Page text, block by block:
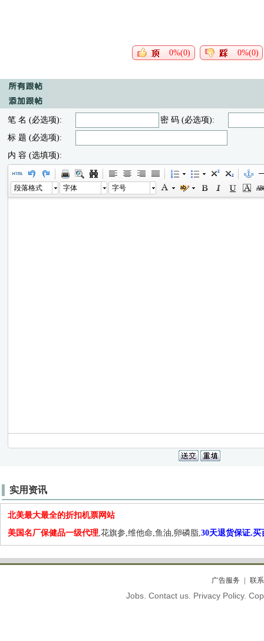
0%(0) 0%(0)
笔 名 (必选项):
密 码 (必选项):
标 题 (必选项):
内 容 (选填项):
段落格式 字体 字号
实用资讯
北美最大最全的折扣机票网站
美国名厂保健品一级代理,花旗参,维他命,鱼油,卵磷脂,30天退货保证.买
广告服务 联
Jobs. Contact us. Privacy Policy.